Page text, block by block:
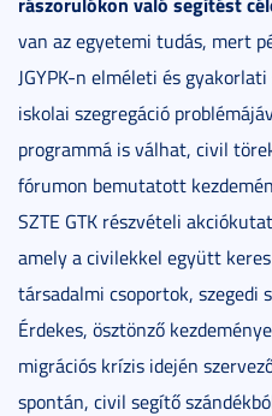
van az egyetemi tudás, mert
JGYPK-n elméleti és
iskolai szegregáció
programmá is válhat, civil
fórumon bemutatott
SZTE GTK részvételi
amely a civilekkel együtt
társadalmi csoportok, szegedi
Érdekes, ösztönző
migrációs krízis idején
spontán, civil segítő